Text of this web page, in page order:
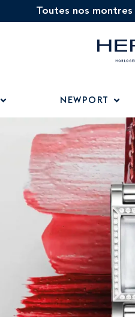
Toutes nos montres
NEWPORT